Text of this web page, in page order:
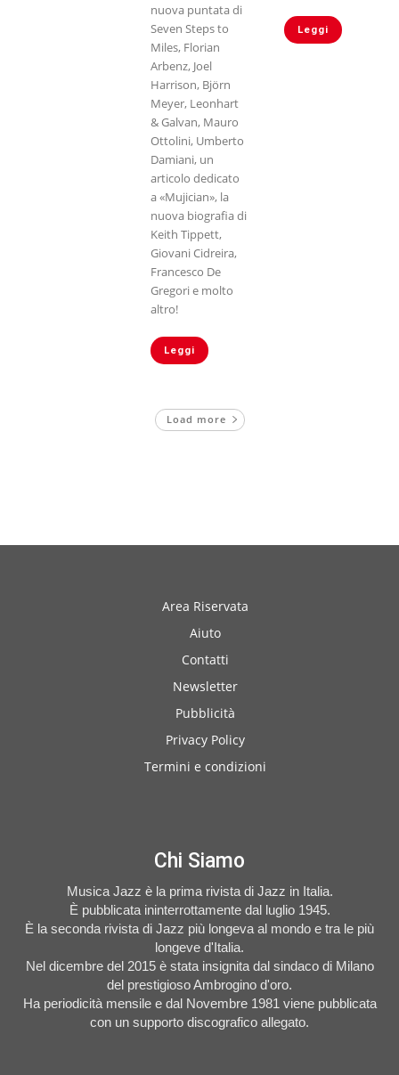
nuova puntata di
Seven Steps to
Miles, Florian
Arbenz, Joel
Harrison, Björn
Meyer, Leonhart
& Galvan, Mauro
Ottolini, Umberto
Damiani, un
articolo dedicato
a «Mujician», la
nuova biografia di
Keith Tippett,
Giovani Cidreira,
Francesco De
Gregori e molto
altro!
Leggi
Leggi
Load more
Area Riservata
Aiuto
Contatti
Newsletter
Pubblicità
Privacy Policy
Termini e condizioni
Chi Siamo
Musica Jazz è la prima rivista di Jazz in Italia.
È pubblicata ininterrottamente dal luglio 1945.
È la seconda rivista di Jazz più longeva al mondo e tra le più
longeve d'Italia.
Nel dicembre del 2015 è stata insignita dal sindaco di Milano
del prestigioso Ambrogino d'oro.
Ha periodicità mensile e dal Novembre 1981 viene pubblicata
con un supporto discografico allegato.